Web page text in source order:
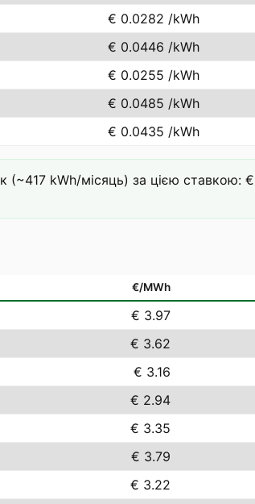
€ 0.0282 /kWh
€ 0.0446 /kWh
€ 0.0255 /kWh
€ 0.0485 /kWh
€ 0.0435 /kWh
kWh/місяць) за цією ставкою:
€/MWh
€ 3.97
€ 3.62
€ 3.16
€ 2.94
€ 3.35
€ 3.79
€ 3.22